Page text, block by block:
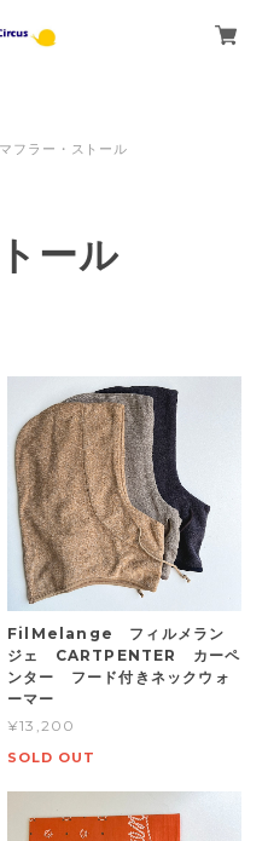
マフラー・ストール
ール
FilMelange フィルメラン
ジェ CARTPENTER カーペ
ンター フード付きネックウォ
ーマー
¥13,200
SOLD OUT